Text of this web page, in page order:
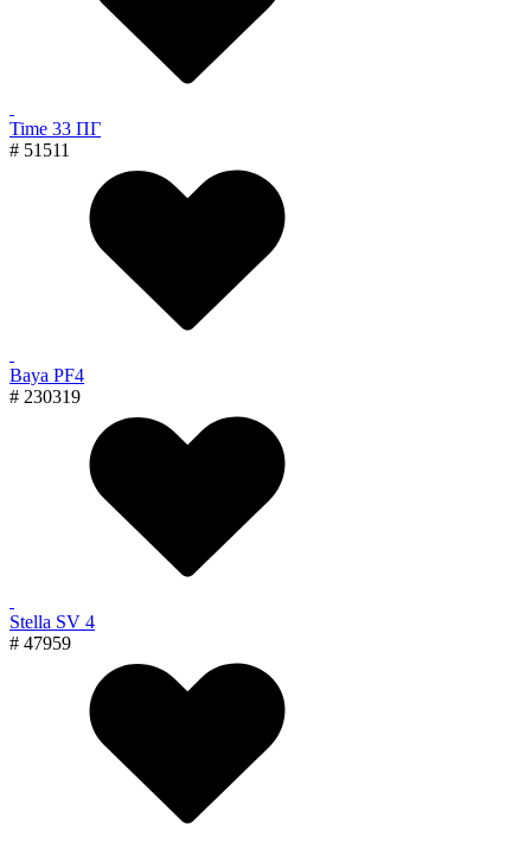
Time 33 ПГ
# 51511
Baya PF4
# 230319
Stella SV 4
# 47959